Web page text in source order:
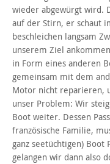
wieder abgewürgt wird.
auf der Stirn, er schaut
beschleichen langsam
unserem Ziel
in Form eines anderen
gemeinsam mit dem
Motor nicht reparieren,
unser Problem: Wir
Boot weiter. Dessen
französische Familie,
ganz seetüchtigen) Boot
gelangen wir dann also